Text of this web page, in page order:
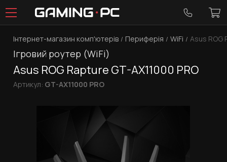
Інтернет-магазин комп'ютерів Периферія WiFi Asus ROG
Ігровий роутер (WiFi)
Asus ROG Rapture GT-AX11000 PRO
Артикул: GT-AX11000 PRO